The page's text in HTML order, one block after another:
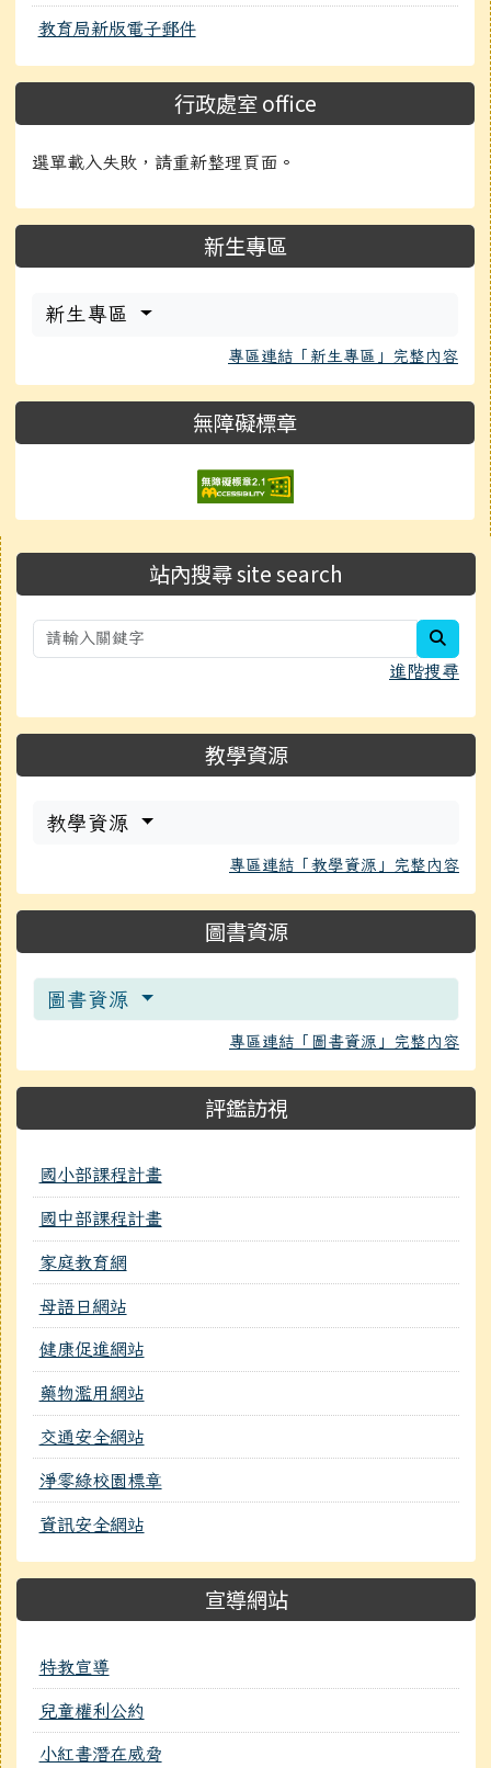
教育局新版電子郵件
行政處室 office
選單載入失敗，請重新整理頁面。
新生專區
新生專區
專區連結「新生專區」完整內容
無障礙標章
右邊區域內容站內搜尋 site search
進階搜尋
教學資源
教學資源
專區連結「教學資源」完整內容
圖書資源
圖書資源
專區連結「圖書資源」完整內容
評鑑訪視
國小部課程計畫
國中部課程計畫
家庭教育網
母語日網站
健康促進網站
藥物濫用網站
交通安全網站
淨零綠校園標章
資訊安全網站
宣導網站
特教宣導
兒童權利公約
小紅書潛在威脅